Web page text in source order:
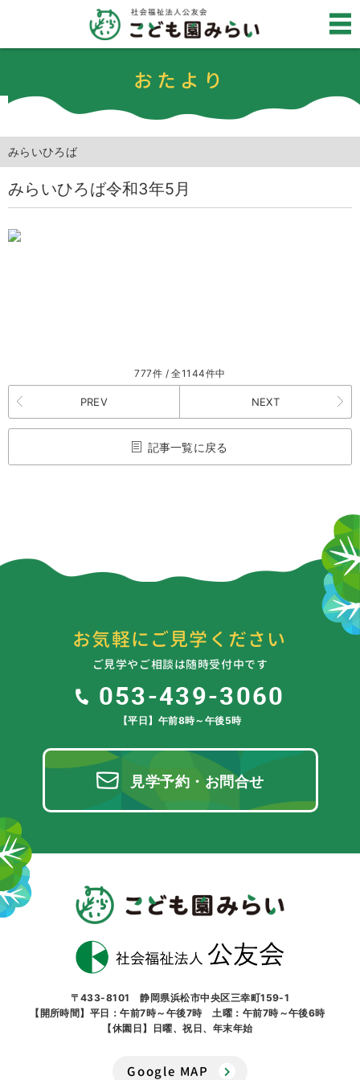
おたより
みらいひろば
みらいひろば令和3年5月
777件 / 全1144件中
PREV NEXT
記事一覧に戻る
お気軽にご見学ください
ご見学やご相談は随時受付中です
053-439-3060
【平日】午前8時～午後5時
見学予約・お問合せ
〒433-8101 静岡県浜松市中央区三幸町159-1
【開所時間】平日：午前7時～午後7時 土曜：午前7時～午後6時
【休園日】日曜、祝日、年末年始
Google MAP